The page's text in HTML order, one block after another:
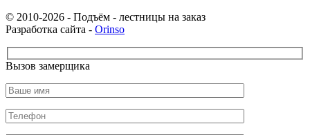
© 2010-2026 - Подъём - лестницы на заказ
Разработка сайта - Orinso
Вызов замерщика